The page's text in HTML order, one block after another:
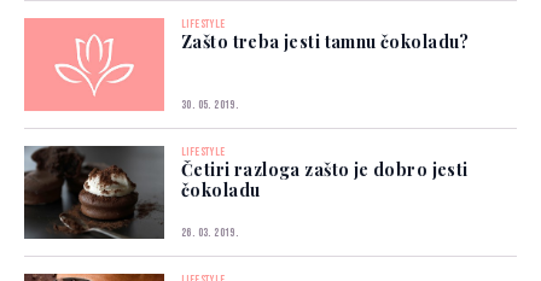
LIFESTYLE
Zašto treba jesti tamnu čokoladu?
30. 05. 2019.
LIFESTYLE
Četiri razloga zašto je dobro jesti
čokoladu
26. 03. 2019.